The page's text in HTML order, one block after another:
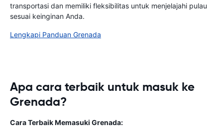
transportasi dan memiliki fleksibilitas untuk menjelajahi pulau
sesuai keinginan Anda.
Lengkapi Panduan Grenada
Apa cara terbaik untuk masuk ke
Grenada?
Cara Terbaik Memasuki Grenada: